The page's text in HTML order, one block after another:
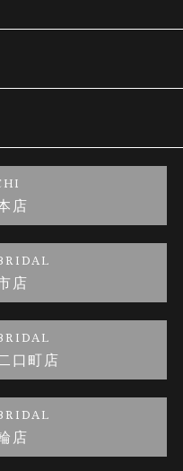
約指輪
ーズプラン
店
店
口町店
店